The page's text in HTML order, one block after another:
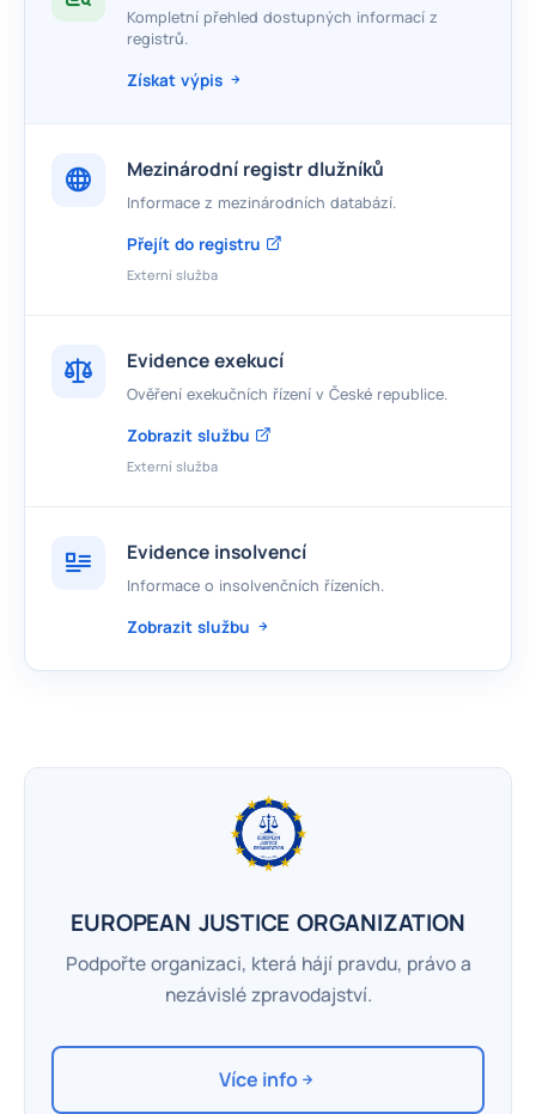
Kompletní přehled dostupných informací z
registrů.
Získat výpis
Mezinárodní registr dlužníků
Informace z mezinárodních databází.
Přejít do registru
Externí služba
Evidence exekucí
Ověření exekučních řízení v České republice.
Zobrazit službu
Externí služba
Evidence insolvencí
Informace o insolvenčních řízeních.
Zobrazit službu
EUROPEAN JUSTICE ORGANIZATION
Podpořte organizaci, která hájí pravdu, právo a
nezávislé zpravodajství.
Více info